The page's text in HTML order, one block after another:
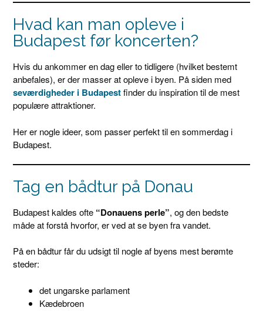
Hvad kan man opleve i
Budapest før koncerten?
Hvis du ankommer en dag eller to tidligere (hvilket bestemt
anbefales), er der masser at opleve i byen. På siden med
seværdigheder i Budapestfinder du inspiration til de mest
populære attraktioner.
Her er nogle ideer, som passer perfekt til en sommerdag i
Budapest.
Tag en bådtur på Donau
Budapest kaldes ofte “Donauens perle”, og den bedste
måde at forstå hvorfor, er ved at se byen fra vandet.
På en bådtur får du udsigt til nogle af byens mest berømte
steder:
det ungarske parlament
Kædebroen